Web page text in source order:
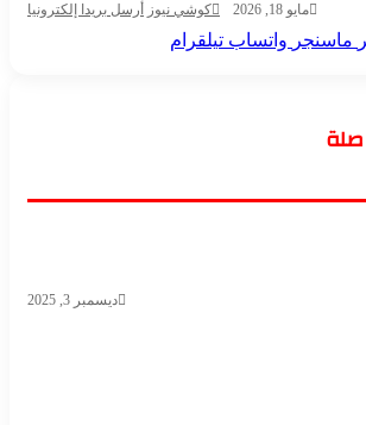
كوشي نيوز أرسل بريدا إلكترونيا مايو 18, 2026
ماسنجر واتساب تيلقرام
ديسمبر 3, 2025